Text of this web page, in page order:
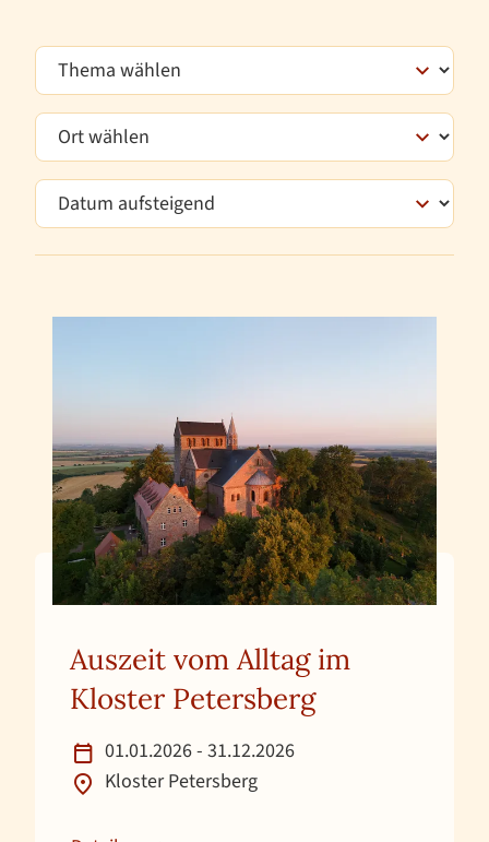
Auszeit vom Alltag im
Kloster Petersberg
01.01.2026 - 31.12.2026
Kloster Petersberg